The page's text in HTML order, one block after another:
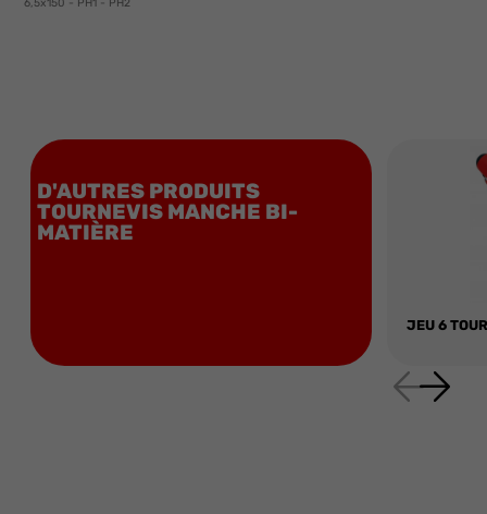
D'AUTRES PRODUITS
TOURNEVIS MANCHE BI-
MATIÈRE
JEU 6